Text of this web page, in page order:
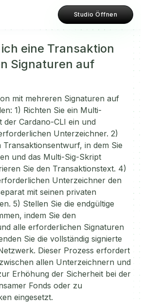
Studio Öffnen
eine Transaktion
Signaturen auf
mit mehreren Signaturen auf
1) Richten Sie ein Multi-
der Cardano-CLI ein und
Unterzeichner. 2)
Transaktionsentwurf, in dem Sie
und das Multi-Sig-Skript
Sie den Transaktionstext. 4)
Unterzeichner den
mit seinen privaten
5) Stellen Sie die endgültige
indem Sie den
alle erforderlichen Signaturen
Sie die vollständig signierte
Dieser Prozess erfordert
allen Unterzeichnern und
Erhöhung der Sicherheit bei der
Fonds oder zu
eingesetzt.